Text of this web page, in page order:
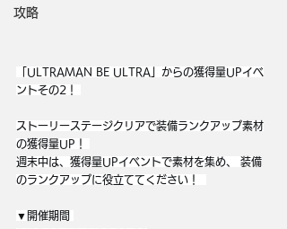
攻略
「ULTRAMAN BE ULTRA」からの獲得量UPイベ
ントその2！
ストーリーステージクリアで装備ランクアップ素材
の獲得量UP！
週末中は、獲得量UPイベントで素材を集め、 装備
のランクアップに役立ててください！
▼開催期間